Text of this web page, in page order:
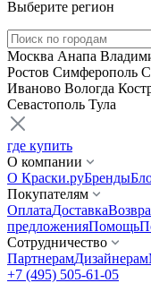
Выберите регион
Москва Анапа
Ростов Симферополь
Иваново Вологда
Севастополь Тула
где купить
О компании
О Краски.руБренды
Покупателям
ОплатаДоставка
предложенияПомощь
Сотрудничество
ПартнерамДизайнерам
+7 (495) 505-61-05